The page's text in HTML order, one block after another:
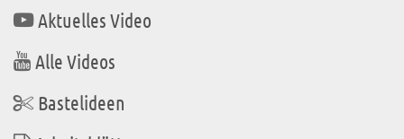
Aktuelles Video
Alle Videos
Bastelideen